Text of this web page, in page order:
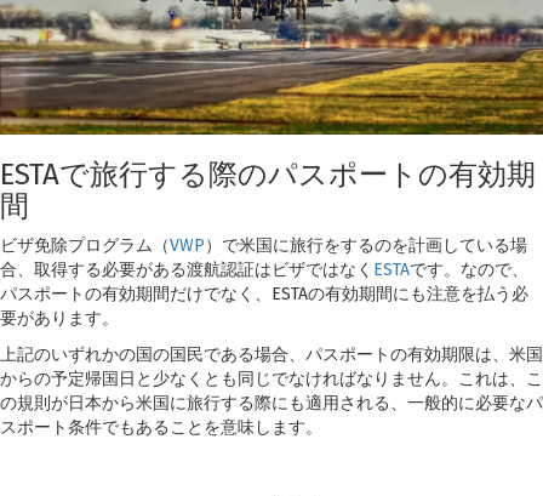
ESTAで旅行する際のパスポートの有効期
間
ビザ免除プログラム（VWP）で米国に旅行をするのを計画している場
合、取得する必要がある渡航認証はビザではなく ESTAです。なので、
パスポートの有効期間だけでなく、ESTAの有効期間にも注意を払う必
要があります。
上記のいずれかの国の国民である場合、パスポートの有効期限は、米国
からの予定帰国日と少なくとも同じでなければなりません。これは、こ
の規則が日本から米国に旅行する際にも適用される、一般的に必要なパ
スポート条件でもあることを意味します。